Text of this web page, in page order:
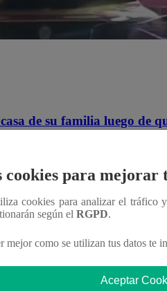
de su familia luego de
Picky, Belén y La Cocó.
de María Teresa De La
dormido ahí.“¿Por qué la
cookies para mejorar
cookies para analizar el tráfico
según el RGPD.
mejor como se utilizan tus datos te
Aceptar